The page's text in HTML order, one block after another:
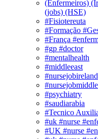
(Enfermeiros)
(jobs) (HSE)
#Fisiotereuta
#Formação
#França
#gp #doctor
#mentalhealth
#middleeast
#nursejobireland
#psychiatry
#saudiarabia
#Tecnico
#uk #nurse
#UK #nurse